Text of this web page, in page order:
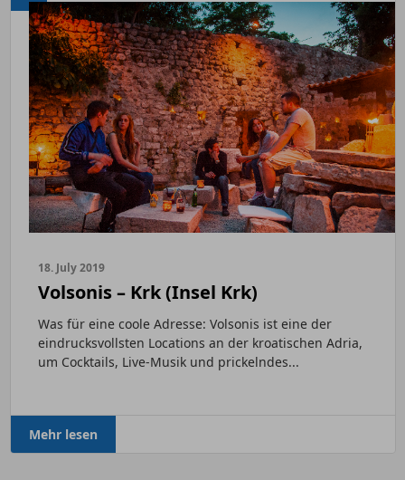
18. July 2019
Volsonis – Krk (Insel Krk)
Was für eine coole Adresse: Volsonis ist eine der
eindrucksvollsten Locations an der kroatischen Adria,
um Cocktails, Live-Musik und prickelndes...
Mehr lesen